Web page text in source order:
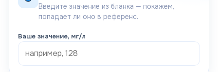
Введите значение из бланка — покажем,
попадает ли оно в референс.
Ваше значение, мг/л